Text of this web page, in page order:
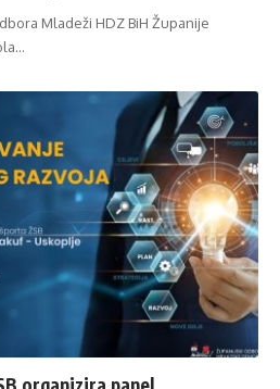
Mladeži HDZ BiH Županije
…
organizira panel